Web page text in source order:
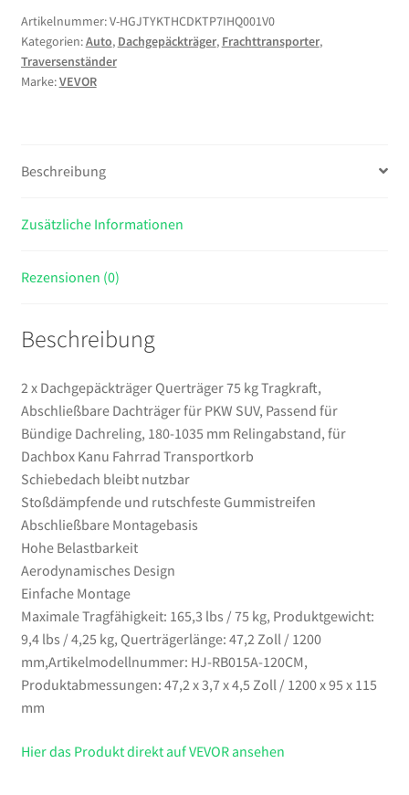
Querträger
75
kg
Tragkraft,
PKW
Passend
Bündige
1035
Relingabstand,
für
Dachbox
Kanu
Fahrrad
Transportkorb
Menge
Artikelnummer:V-HGJTYKTHCDKTP7IHQ001V0
Kategorien:Auto, Dachgepäckträger, Frachttransporter,
Traversenständer
Marke:VEVOR
Beschreibung
Zusätzliche Informationen
Rezensionen (0)
Beschreibung
2 x Dachgepäckträger Querträger 75 kg Tragkraft,
Abschließbare Dachträger für PKW SUV, Passend für
Bündige Dachreling, 180-1035 mm Relingabstand, für
Dachbox Kanu Fahrrad Transportkorb
Schiebedach bleibt nutzbar
Stoßdämpfende und rutschfeste Gummistreifen
Abschließbare Montagebasis
Hohe Belastbarkeit
Aerodynamisches Design
Einfache Montage
Maximale Tragfähigkeit: 165,3 lbs / 75 kg, Produktgewicht:
9,4 lbs / 4,25 kg, Querträgerlänge: 47,2 Zoll / 1200
mm,Artikelmodellnummer: HJ-RB015A-120CM,
Produktabmessungen: 47,2 x 3,7 x 4,5 Zoll / 1200 x 95 x 115
mm
Hier das Produkt direkt auf VEVOR ansehen